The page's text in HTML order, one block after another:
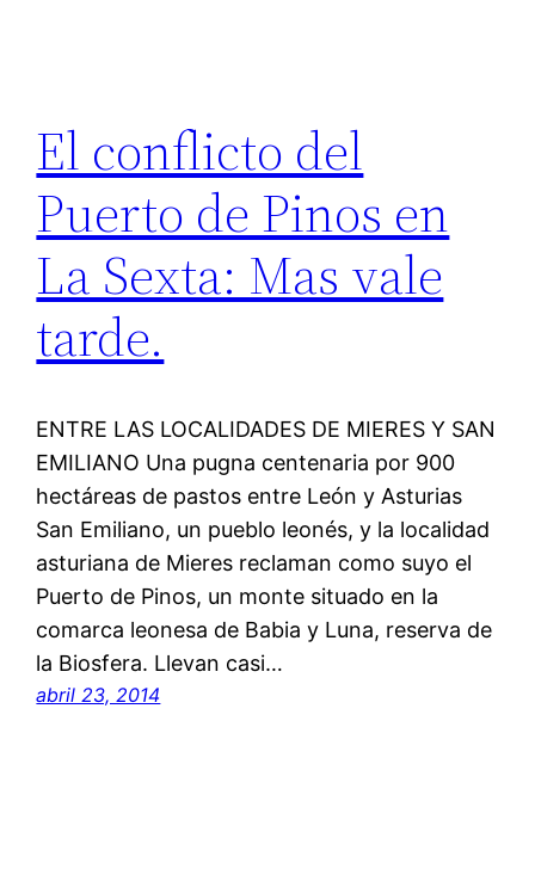
El conflicto del
Puerto de Pinos en
La Sexta: Mas vale
tarde.
ENTRE LAS LOCALIDADES DE MIERES Y SAN
EMILIANO Una pugna centenaria por 900
hectáreas de pastos entre León y Asturias
San Emiliano, un pueblo leonés, y la localidad
asturiana de Mieres reclaman como suyo el
Puerto de Pinos, un monte situado en la
comarca leonesa de Babia y Luna, reserva de
la Biosfera. Llevan casi…
abril 23, 2014